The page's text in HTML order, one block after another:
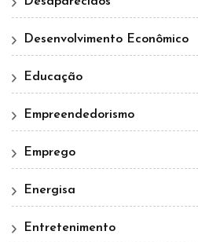
Desenvolvimento Econômico
Educação
Empreendedorismo
Emprego
Energisa
Entretenimento